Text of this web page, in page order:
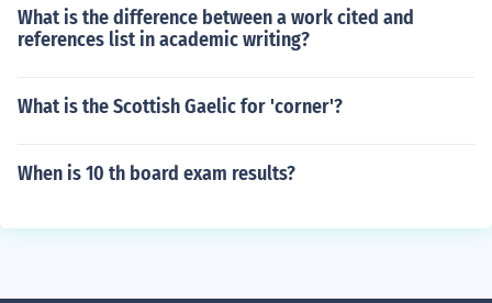
What is the difference between a work cited and
references list in academic writing?
What is the Scottish Gaelic for 'corner'?
When is 10 th board exam results?